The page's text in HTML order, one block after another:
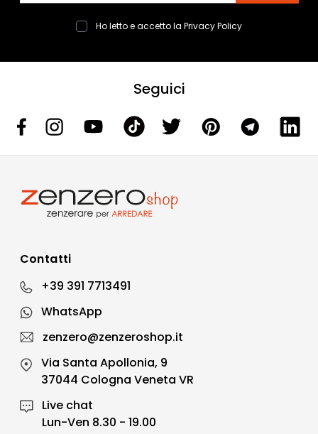
Ho letto e accetto la Privacy Policy
Seguici
Contatti
+39 391 7713491
WhatsApp
zenzero@zenzeroshop.it
Via Santa Apollonia, 9
37044 Cologna Veneta VR
Live chat
Lun-Ven 8.30 - 19.00